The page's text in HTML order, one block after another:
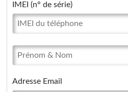
IMEI (n° de série)
Adresse Email